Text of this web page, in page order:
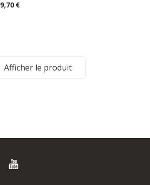
9,70 €
Afficher le produit